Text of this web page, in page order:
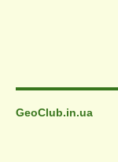
GeoClub.in.ua